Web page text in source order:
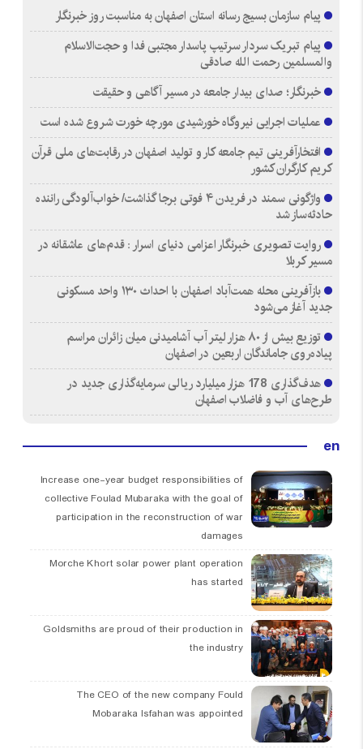
پیام سازمان بسیج رسانه استان اصفهان به مناسبت روز خبرنگار
پیام تبریک سردار سرتیپ پاسدار مجتبی فدا و حجت‌الاسلام
والمسلمین رحمت الله صادقی
خبرنگار؛ صدای بیدار جامعه در مسیر آگاهی و حقیقت
عملیات اجرایی نیروگاه خورشیدی مورچه خورت شروع شده است
افتخارآفرینی تیم جامعه کار و تولید اصفهان در رقابت‌های ملی قرآن
کریم کارگران کشور
واژگونی سمند در فریدن ۴ فوتی برجا گذاشت/ خواب‌آلودگی راننده
حادثه‌ساز شد
روایت تصویری خبرنگار اعزامی دنیای اسرار : قدم‌های عاشقانه در
مسیر کربلا
بازآفرینی محله همت‌آباد اصفهان با احداث ۱۳۰ واحد مسکونی
جدید آغاز می‌شود
توزیع بیش از ۸۰ هزار لیتر آب آشامیدنی میان زائران مراسم
پیاده‌روی جاماندگان اربعین در اصفهان
هدف‌گذاری 178 هزار میلیارد ریالی سرمایه‌گذاری جدید در
طرح‌های آب و فاضلاب اصفهان
en
Increase one-year budget responsibilities of
collective Foulad Mubaraka with the goal of
participation in the reconstruction of war
damages
Morche Khort solar power plant operation
has started
Goldsmiths are proud of their production in
the industry
The CEO of the new company Fould
Mobaraka Isfahan was appointed